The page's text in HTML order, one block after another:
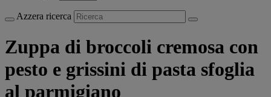
Azzera ricerca
Zuppa di broccoli cremosa con
pesto e grissini di pasta sfoglia
al parmigiano